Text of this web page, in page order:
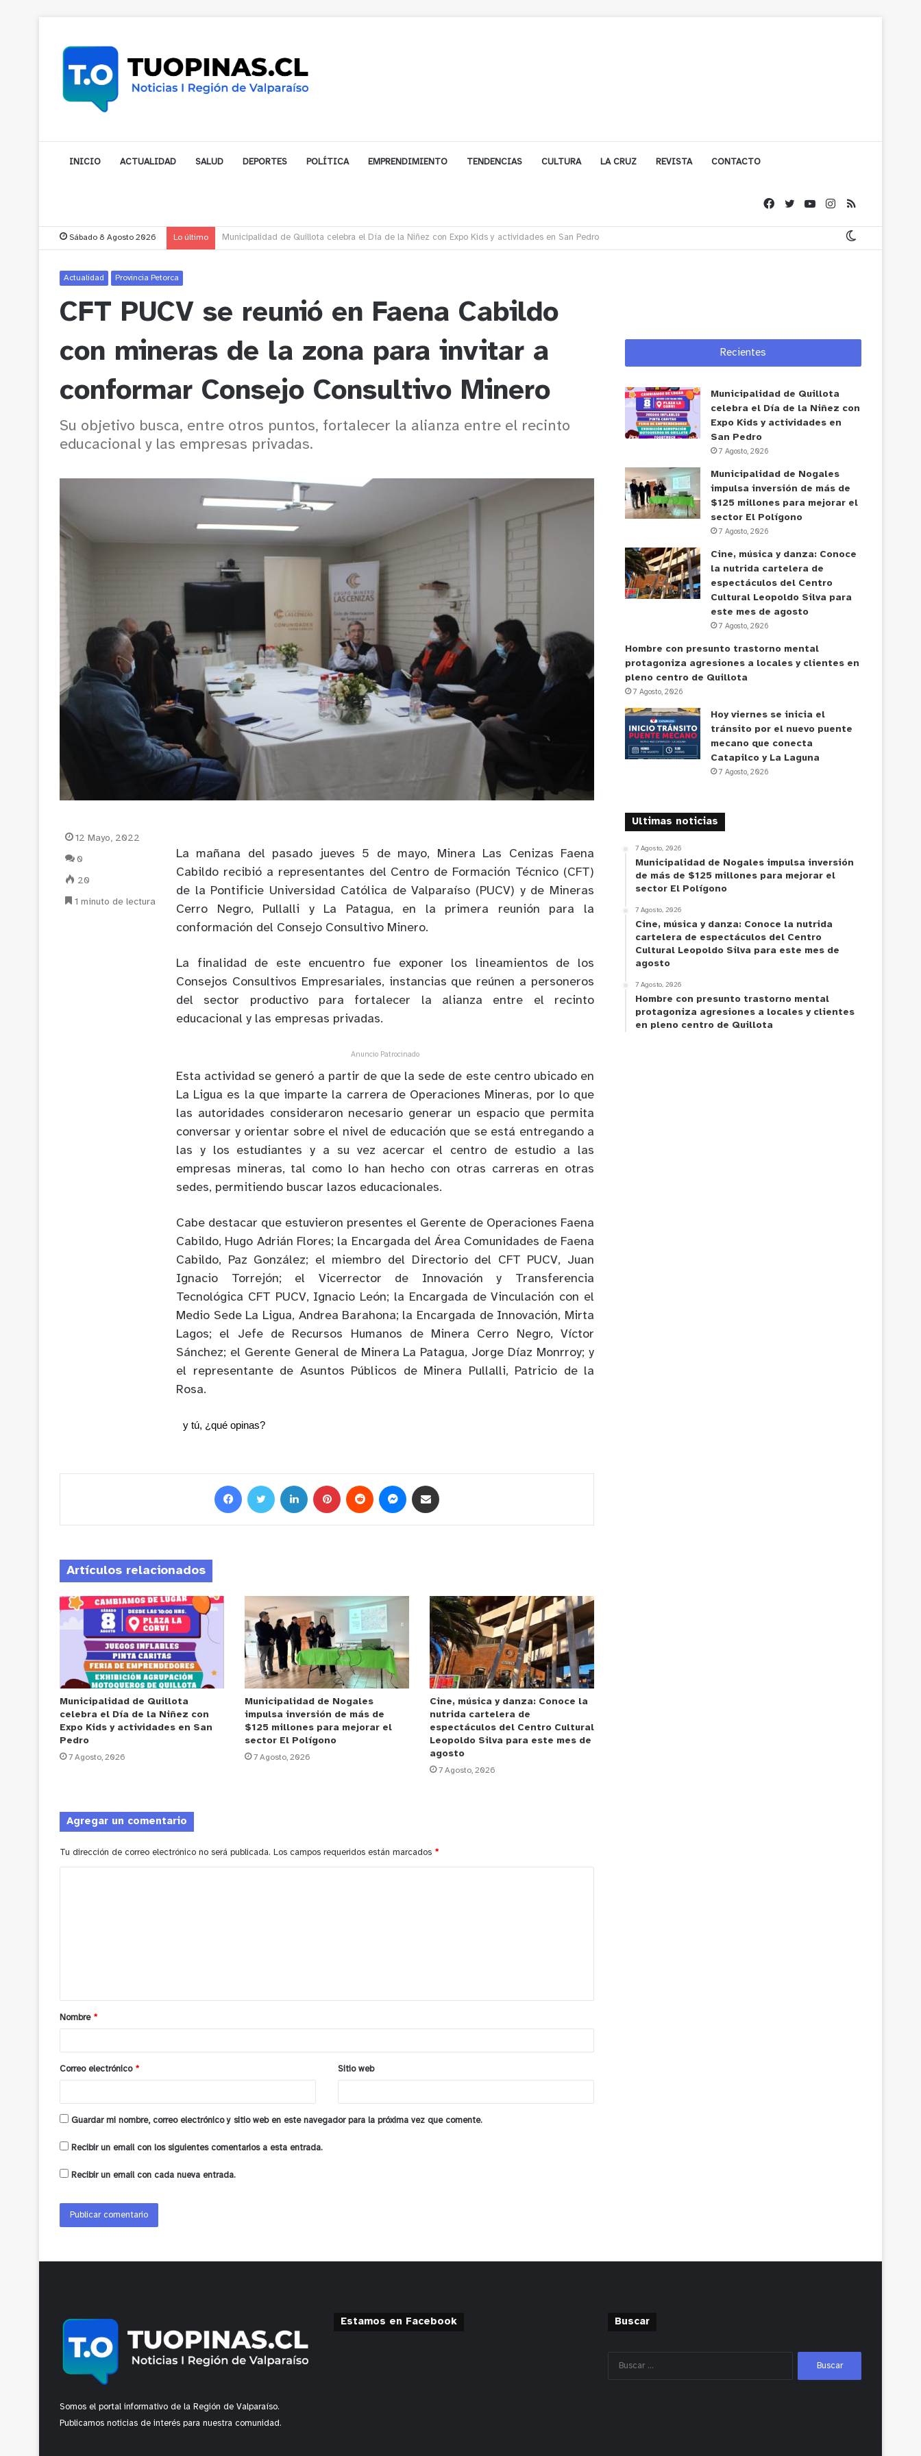
INICIO ACTUALIDAD SALUD DEPORTES POLÍTICA EMPRENDIMIENTO TENDENCIAS CULTURA LA CRUZ REVISTA CONTACTO
Sábado 8 Agosto 2026 Lo último Municipalidad de Nogales impulsa inversión de más de $125 millones para mejorar el sector El Polígono
Actualidad Provincia Petorca
CFT PUCV se reunió en Faena Cabildo
con mineras de la zona para invitar a
conformar Consejo Consultivo Minero
Su objetivo busca, entre otros puntos, fortalecer la alianza entre el recinto
educacional y las empresas privadas.
La mañana del pasado jueves 5 de mayo, Minera Las Cenizas Faena
Cabildo recibió a representantes del Centro de Formación Técnico (CFT)
de la Pontificie Universidad Católica de Valparaíso (PUCV) y de Mineras
Cerro Negro, Pullalli y La Patagua, en la primera reunión para la
conformación del Consejo Consultivo Minero.
La finalidad de este encuentro fue exponer los lineamientos de los
Consejos Consultivos Empresariales, instancias que reúnen a personeros
del sector productivo para fortalecer la alianza entre el recinto
educacional y las empresas privadas.
Anuncio Patrocinado
Esta actividad se generó a partir de que la sede de este centro ubicado en
La Ligua es la que imparte la carrera de Operaciones Mineras, por lo que
las autoridades consideraron necesario generar un espacio que permita
conversar y orientar sobre el nivel de educación que se está entregando a
las y los estudiantes y a su vez acercar el centro de estudio a las
empresas mineras, tal como lo han hecho con otras carreras en otras
sedes, permitiendo buscar lazos educacionales.
Cabe destacar que estuvieron presentes el Gerente de Operaciones Faena
Cabildo, Hugo Adrián Flores; la Encargada del Área Comunidades de Faena
Cabildo, Paz González; el miembro del Directorio del CFT PUCV, Juan
Ignacio Torrejón; el Vicerrector de Innovación y Transferencia
Tecnológica CFT PUCV, Ignacio León; la Encargada de Vinculación con el
Medio Sede La Ligua, Andrea Barahona; la Encargada de Innovación, Mirta
Lagos; el Jefe de Recursos Humanos de Minera Cerro Negro, Víctor
Sánchez; el Gerente General de Minera La Patagua, Jorge Díaz Monrroy; y
el representante de Asuntos Públicos de Minera Pullalli, Patricio de la
Rosa.
y tú, ¿qué opinas?
12 Mayo, 2022
0
20
1 minuto de lectura
Artículos relacionados
Municipalidad de Quillota
celebra el Día de la Niñez con
Expo Kids y actividades en San
Pedro
7 Agosto, 2026
Municipalidad de Nogales
impulsa inversión de más de
$125 millones para mejorar el
sector El Polígono
7 Agosto, 2026
Cine, música y danza: Conoce la
nutrida cartelera de
espectáculos del Centro Cultural
Leopoldo Silva para este mes de
agosto
7 Agosto, 2026
Agregar un comentario
Tu dirección de correo electrónico no será publicada. Los campos requeridos están marcados *
a
r
*
Nombre *
Correo electrónico * Sitio web
Guardar mi nombre, correo electrónico y sitio web en este navegador para la próxima vez que comente.
Recibir un email con los siguientes comentarios a esta entrada.
Recibir un email con cada nueva entrada.
Recientes
Municipalidad de Quillota
celebra el Día de la Niñez con
Expo Kids y actividades en
San Pedro
7 Agosto, 2026
Municipalidad de Nogales
impulsa inversión de más de
$125 millones para mejorar el
sector El Polígono
7 Agosto, 2026
Cine, música y danza: Conoce
la nutrida cartelera de
espectáculos del Centro
Cultural Leopoldo Silva para
este mes de agosto
7 Agosto, 2026
Hombre con presunto trastorno mental
protagoniza agresiones a locales y clientes en
pleno centro de Quillota
7 Agosto, 2026
Hoy viernes se inicia el
tránsito por el nuevo puente
mecano que conecta
Catapilco y La Laguna
7 Agosto, 2026
Ultimas noticias
7 Agosto, 2026
Municipalidad de Nogales impulsa inversión
de más de $125 millones para mejorar el
sector El Polígono
7 Agosto, 2026
Cine, música y danza: Conoce la nutrida
cartelera de espectáculos del Centro
Cultural Leopoldo Silva para este mes de
agosto
7 Agosto, 2026
Hombre con presunto trastorno mental
protagoniza agresiones a locales y clientes
en pleno centro de Quillota
Somos el portal informativo de la Región de Valparaíso.
Publicamos noticias de interés para nuestra comunidad.
Estamos en Facebook Buscar